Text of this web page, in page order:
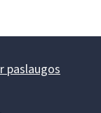
paslaugos